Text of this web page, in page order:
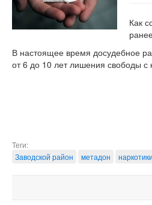
Как
В настоящее время досудебное
от 6 до 10 лет лишения свободы
Теги:
Заводской район
метадон наркотики